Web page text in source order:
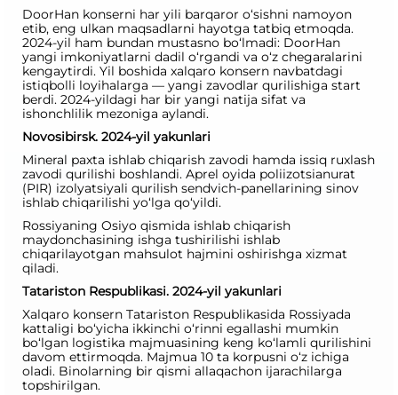
DoorHan konserni har yili barqaror o‘sishni namoyon
etib, eng ulkan maqsadlarni hayotga tatbiq etmoqda.
2024-yil ham bundan mustasno bo‘lmadi: DoorHan
yangi imkoniyatlarni dadil o‘rgandi va o‘z chegaralarini
kengaytirdi. Yil boshida xalqaro konsern navbatdagi
istiqbolli loyihalarga — yangi zavodlar qurilishiga start
berdi. 2024-yildagi har bir yangi natija sifat va
ishonchlilik mezoniga aylandi.
Novosibirsk. 2024-yil yakunlari
Mineral paxta ishlab chiqarish zavodi hamda issiq ruxlash
zavodi qurilishi boshlandi. Aprel oyida poliizotsianurat
(PIR) izolyatsiyali qurilish sendvich-panellarining sinov
ishlab chiqarilishi yo‘lga qo‘yildi.
Rossiyaning Osiyo qismida ishlab chiqarish
maydonchasining ishga tushirilishi ishlab
chiqarilayotgan mahsulot hajmini oshirishga xizmat
qiladi.
Tatariston Respublikasi. 2024-yil yakunlari
Xalqaro konsern Tatariston Respublikasida Rossiyada
kattaligi bo‘yicha ikkinchi o‘rinni egallashi mumkin
bo‘lgan logistika majmuasining keng ko‘lamli qurilishini
davom ettirmoqda. Majmua 10 ta korpusni o‘z ichiga
oladi. Binolarning bir qismi allaqachon ijarachilarga
topshirilgan.